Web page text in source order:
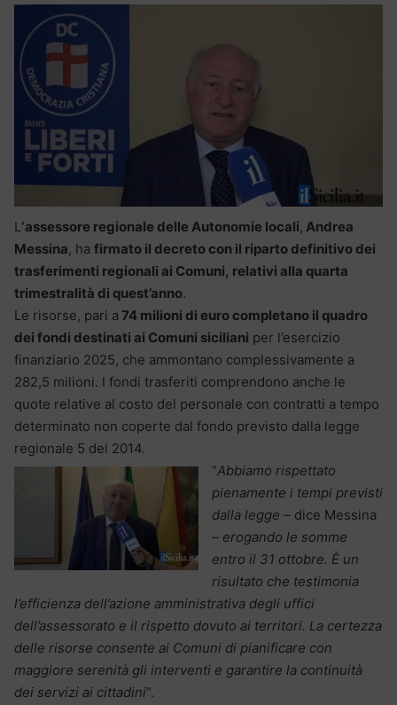
L‘assessore regionale delle Autonomie locali, Andrea
Messina, ha firmato il decreto con il riparto definitivo dei
trasferimenti regionali ai Comuni, relativi alla quarta
trimestralità di quest’anno.
Le risorse, pari a 74 milioni di euro completano il quadro
dei fondi destinati ai Comuni siciliani per l’esercizio
finanziario 2025, che ammontano complessivamente a
282,5 milioni. I fondi trasferiti comprendono anche le
quote relative al costo del personale con contratti a tempo
determinato non coperte dal fondo previsto dalla legge
regionale 5 del 2014.
“Abbiamo rispettato
pienamente i tempi previsti
dalla legge – dice Messina
– erogando le somme
entro il 31 ottobre. È un
risultato che testimonia
l’efficienza dell’azione amministrativa degli uffici
dell’assessorato e il rispetto dovuto ai territori. La certezza
delle risorse consente ai Comuni di pianificare con
maggiore serenità gli interventi e garantire la continuità
dei servizi ai cittadini“.